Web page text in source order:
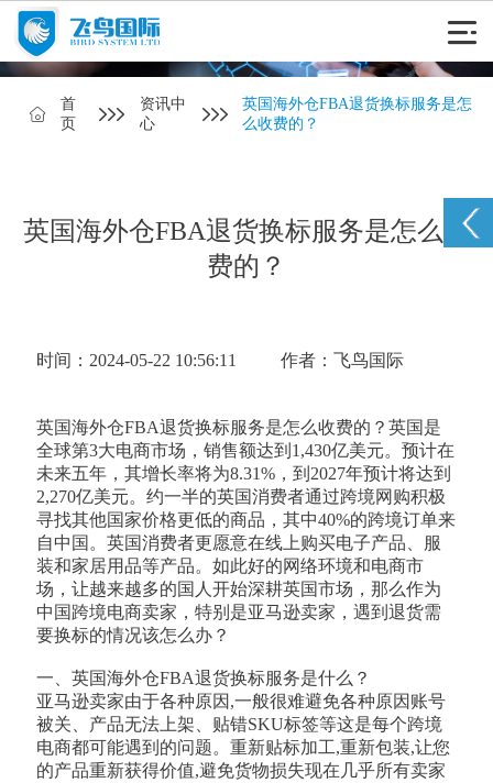
首
页
资讯中
心
英国海外仓FBA退货换标服务是怎
么收费的？
英国海外仓FBA退货换标服务是怎么收
费的？
时间：2024-05-22 10:56:11 作者：飞鸟国际
英国海外仓FBA退货换标服务是怎么收费的？英国是
全球第3大电商市场，销售额达到1,430亿美元。预计在
未来五年，其增长率将为8.31%，到2027年预计将达到
2,270亿美元。约一半的英国消费者通过跨境网购积极
寻找其他国家价格更低的商品，其中40%的跨境订单来
自中国。英国消费者更愿意在线上购买电子产品、服
装和家居用品等产品。如此好的网络环境和电商市
场，让越来越多的国人开始深耕英国市场，那么作为
中国跨境电商卖家，特别是亚马逊卖家，遇到退货需
要换标的情况该怎么办？
一、英国海外仓FBA退货换标服务是什么？
亚马逊卖家由于各种原因,一般很难避免各种原因账号
被关、产品无法上架、贴错SKU标签等这是每个跨境
电商都可能遇到的问题。重新贴标加工,重新包装,让您
的产品重新获得价值,避免货物损失现在几乎所有卖家